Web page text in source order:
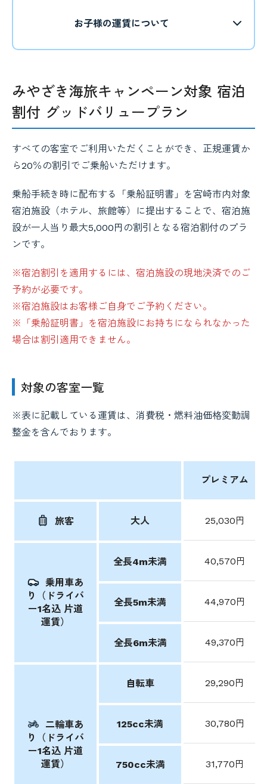
お子様の運賃について
みやざき海旅キャンペーン対象 宿泊
割付 グッドバリュープラン
すべての客室でご利用いただくことができ、正規運賃か
ら20％の割引でご乗船いただけます。
乗船手続き時に配布する「乗船証明書」を宮崎市内対象
宿泊施設（ホテル、旅館等）に提出することで、宿泊施
設が一人当り最大5,000円の割引となる宿泊割付のプラ
ンです。
※宿泊割引を適用するには、宿泊施設の現地決済でのご
予約が必要です。
※宿泊施設はお客様ご自身でご予約ください。
※「乗船証明書」を宿泊施設にお持ちになられなかった
場合は割引適用できません。
対象の客室一覧
※表に記載している運賃は、消費税・燃料油価格変動調
整金を含んでおります。
プレミアム
旅客 大人 25,030円
乗用車あ
り（ドライバ
ー1名込 片道
運賃）
全長4m未満 40,570円
全長5m未満 44,970円
全長6m未満 49,370円
二輪車あ
り（ドライバ
ー1名込 片道
運賃）
自転車 29,290円
125cc未満 30,780円
750cc未満 31,770円